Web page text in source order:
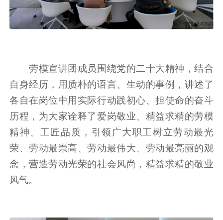
劳模宣讲团成员围绕党的二十大精神，结合
自身经历，用质朴的语言、生动的事例，讲述了
各自在岗位中用实际行动践初心、担使命的奋斗
历程，为大家诠释了爱岗敬业、精益求精的劳模
精神、工匠品质，引领广大职工树立劳动最光
荣、劳动最崇高、劳动最伟大、劳动最亮丽的观
念，营造劳动光荣的社会风尚，精益求精的敬业
风气。